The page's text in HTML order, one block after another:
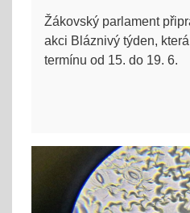
Žákovský parlament
akci Bláznivý týden,
termínu od 15. do 19. 6.